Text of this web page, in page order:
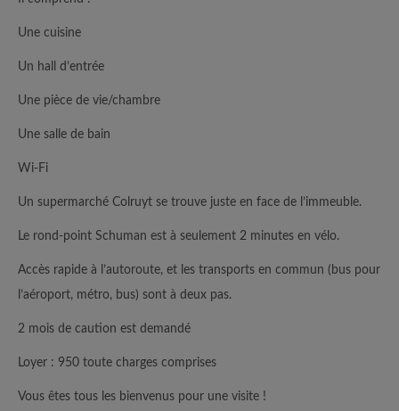
Une cuisine
Un hall d’entrée
Une pièce de vie/chambre
Une salle de bain
Wi-Fi
Un supermarché Colruyt se trouve juste en face de l’immeuble.
Le rond-point Schuman est à seulement 2 minutes en vélo.
Accès rapide à l’autoroute, et les transports en commun (bus pour
l’aéroport, métro, bus) sont à deux pas.
2 mois de caution est demandé
Loyer : 950 toute charges comprises
Vous êtes tous les bienvenus pour une visite !